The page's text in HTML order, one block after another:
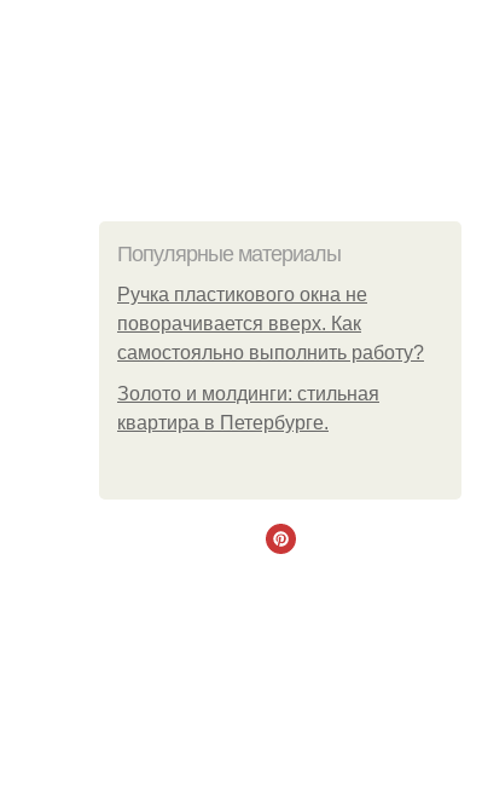
Популярные материалы
Ручка пластикового окна не
поворачивается вверх. Как
самостояльно выполнить работу?
Золото и молдинги: стильная
квартира в Петербурге.